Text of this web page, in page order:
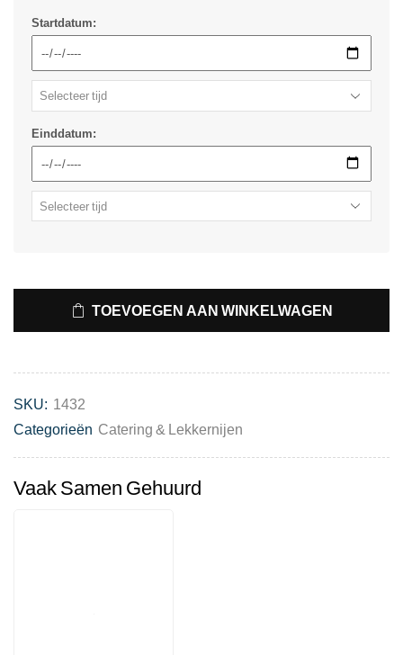
Startdatum:
Einddatum:
TOEVOEGEN AAN WINKELWAGEN
SKU: 1432
Categorieën Catering & Lekkernijen
Vaak Samen Gehuurd